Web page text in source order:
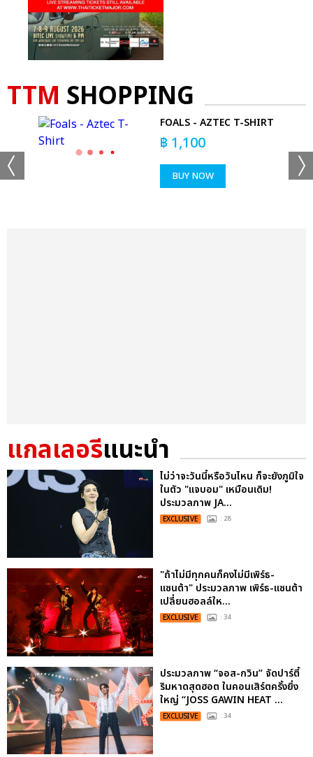
TTM SHOPPING
FOALS - AZTEC T-SHIRT
฿ 1,100
BUY NOW
แกลเลอรีแนะนำ
ไม่ว่าจะวันนี้หรือวันไหน ก็จะยังภูมิใจ
ในตัว "แจบอม" เหมือนเดิม!
ประมวลภาพ JA...
EXCLUSIVE : 28
"ถ้าไม่มีทุกคนก็คงไม่มีเพิร์ธ-
แซนต้า" ประมวลภาพ เพิร์ธ-แซนต้า
เปลี่ยนฮอลล์ให...
EXCLUSIVE : 34
ประมวลภาพ “จอส-กวิน” จัดปาร์ตี้
ริมหาดสุดฮอต ในคอนเสิร์ตครั้งยิ่ง
ใหญ่ “JOSS GAWIN HEAT ...
EXCLUSIVE : 34